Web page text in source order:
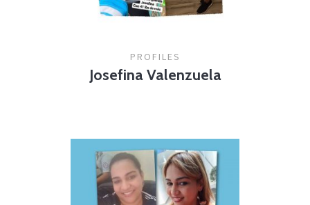
PROFILES
Josefina Valenzuela